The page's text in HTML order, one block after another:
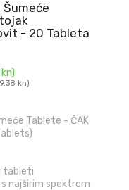
Šumeće
- 20 Tableta
kn)
Tablete - ČAK
tableti
najširim spektrom